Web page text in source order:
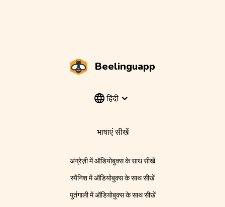
Beelinguapp
हिंदी
भाषाएं सीखें
अंग्रेज़ी में ऑडियोबुक्स के साथ सीखें
स्पैनिश में ऑडियोबुक्स के साथ सीखें
पुर्तगाली में ऑडियोबुक्स के साथ सीखें